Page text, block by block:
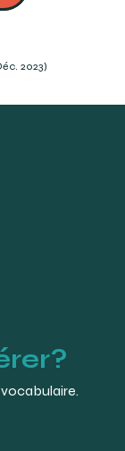
(2018).
2023)